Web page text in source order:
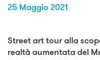
25 Maggio 2021
Street art tour alla
realtà aumentata del